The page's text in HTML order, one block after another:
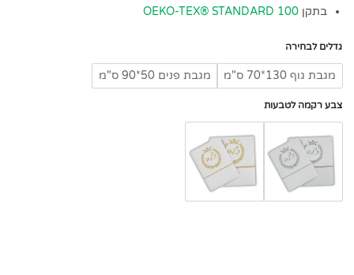
בתקן OEKO-TEX® STANDARD 100
גדלים לבחירה
מגבת גוף 130*70 ס"מ מגבת פנים 50*90 ס"מ
צבע רקמה לטבעות